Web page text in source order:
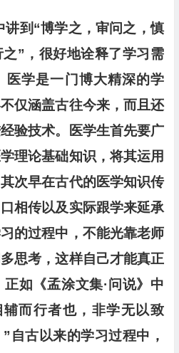
讲到“博学之，审问之，慎
”，很好地诠释了学习需
医学是一门博大精深的学
仅涵盖古往今来，而且还
验技术。医学生首先要广
理论基础知识，将其运用
次早在古代的医学知识传
相传以及实际跟学来延承
的过程中，不能光靠老师
思考，这样自己才能真正
如《孟涂文集·问说》中
而行者也，非学无以致
自古以来的学习过程中，